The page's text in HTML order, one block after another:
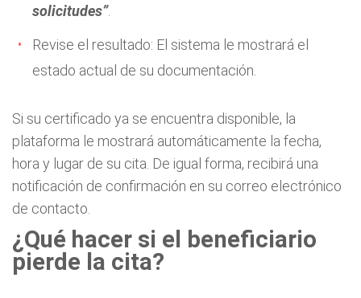
solicitudes”.
Revise el resultado: El sistema le mostrará el
estado actual de su documentación.
Si su certificado ya se encuentra disponible, la
plataforma le mostrará automáticamente la fecha,
hora y lugar de su cita. De igual forma, recibirá una
notificación de confirmación en su correo electrónico
de contacto.
¿Qué hacer si el beneficiario
pierde la cita?